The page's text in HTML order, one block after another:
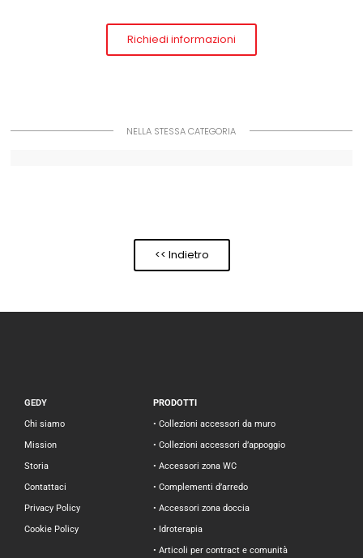
Richiedi informazioni
NELLA STESSA CATEGORIA
<< Indietro
GEDY
Chi siamo
Mission
Storia
Contattaci
Privacy Policy
Cookie Policy
PRODOTTI
• Collezioni accessori da muro
• Collezioni accessori d’appoggio
• Accessori zona WC
• Complementi d’arredo
• Accessori zona doccia
• Idroterapia
• Articoli per contract e comunità